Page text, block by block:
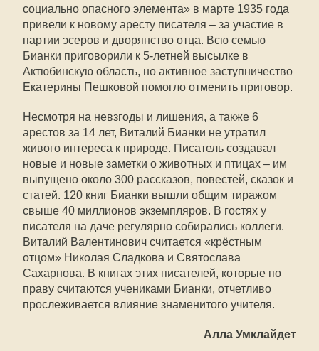
социально опасного элемента» в марте 1935 года
привели к новому аресту писателя – за участие в
партии эсеров и дворянство отца. Всю семью
Бианки приговорили к 5-летней высылке в
Актюбинскую область, но активное заступничество
Екатерины Пешковой помогло отменить приговор.
Несмотря на невзгоды и лишения, а также 6
арестов за 14 лет, Виталий Бианки не утратил
живого интереса к природе. Писатель создавал
новые и новые заметки о животных и птицах – им
выпущено около 300 рассказов, повестей, сказок и
статей. 120 книг Бианки вышли общим тиражом
свыше 40 миллионов экземпляров. В гостях у
писателя на даче регулярно собирались коллеги.
Виталий Валентинович считается «крёстным
отцом» Николая Сладкова и Святослава
Сахарнова. В книгах этих писателей, которые по
праву считаются учениками Бианки, отчетливо
прослеживается влияние знаменитого учителя.
Алла Умклайдет